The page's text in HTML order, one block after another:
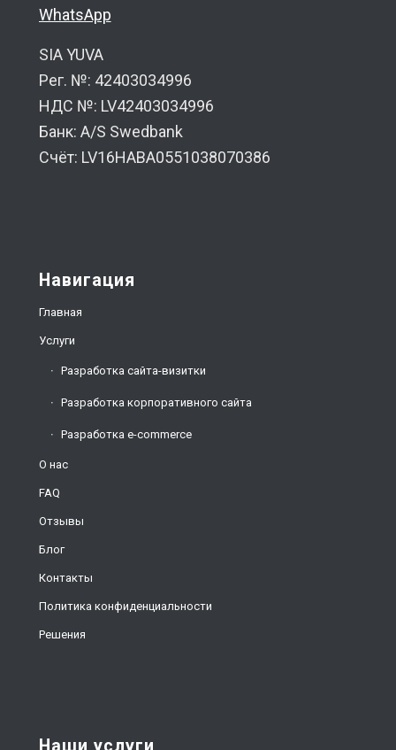
WhatsApp
SIA YUVA
Рег. №: 42403034996
НДС №: LV42403034996
Банк: A/S Swedbank
Счёт: LV16HABA0551038070386
Навигация
Главная
Услуги
Разработка сайта-визитки
Разработка корпоративного сайта
Разработка e-commerce
О нас
FAQ
Отзывы
Блог
Контакты
Политика конфиденциальности
Решения
Наши услуги